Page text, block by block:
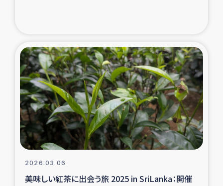
デニヤヤ小規模紅茶農家支援
コーヒー生産者支援
アイナロ県マウベシ郡でのコーヒー畑改善事業
ベイルート大規模爆発被災者支援
女性の生計向上支援
アグロフォレストリー（カカオ）事業
2026.03.06
美味しい紅茶に出会う旅 2025 in SriLanka：開催